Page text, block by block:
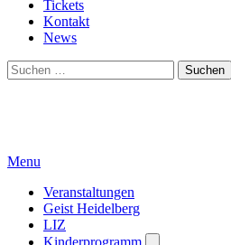
Tickets
Kontakt
News
Suchen
nach:
Menu
Veranstaltungen
Geist Heidelberg
LIZ
Kinderprogramm